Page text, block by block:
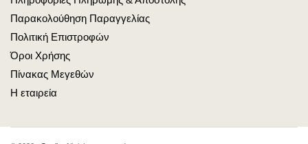
Παρακολούθηση Παραγγελίας
Πολιτική Επιστροφών
Όροι Χρήσης
Πίνακας Μεγεθών
Η εταιρεία